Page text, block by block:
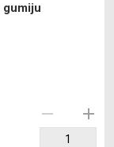
gumiju